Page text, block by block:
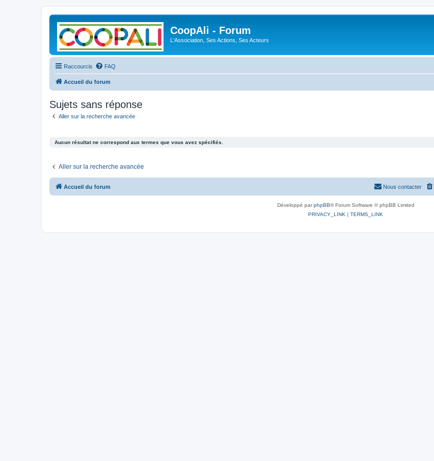
CoopAli - Forum
L'Association, Ses Actions, Ses Acteurs
Raccourcis FAQ
Accueil du forum
Sujets sans réponse
Aller sur la recherche avancée
Aucun résultat ne correspond aux termes que vous avez spécifiés.
Aller sur la recherche avancée
Accueil du forum Nous contacter
Développé parphpBB® Forum Software © phpBB Limited
PRIVACY_LINK | TERMS_LINK